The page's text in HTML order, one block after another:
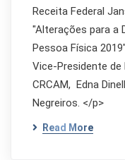
Receita Federal
"Alterações para a
Pessoa Física
Vice-Presidente
CRCAM, Edna
Negreiros. </p>
Read More